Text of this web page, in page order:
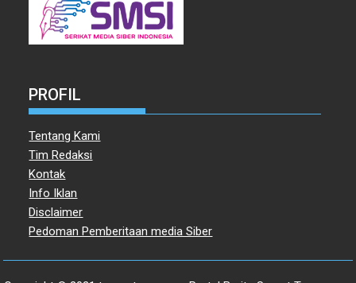
PROFIL
Tentang Kami
Tim Redaksi
Kontak
Info Iklan
Disclaimer
Pedoman Pemberitaan media Siber